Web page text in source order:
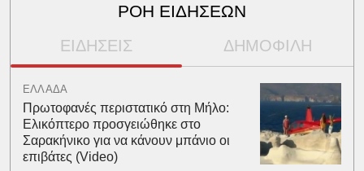
ΡΟΗ ΕΙΔΗΣΕΩΝ
ΕΙΔΗΣΕΙΣ ΔΗΜΟΦΙΛΗ
ΕΛΛΑΔΑ
Πρωτοφανές περιστατικό στη Μήλο:
Ελικόπτερο προσγειώθηκε στο
Σαρακήνικο για να κάνουν μπάνιο οι
επιβάτες (Video)